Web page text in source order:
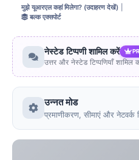
मुझे यूआरएल कहां मिलेगा? (उदाहरण देखें)
बल्क एक्सपोर्ट
नेस्टेड टिप्पणी शामिल करें
उत्तर और नेस्टेड टिप्पणियाँ शामिल
उन्नत मोड
प्रमाणीकरण, सीमाएं और नेटवर्क